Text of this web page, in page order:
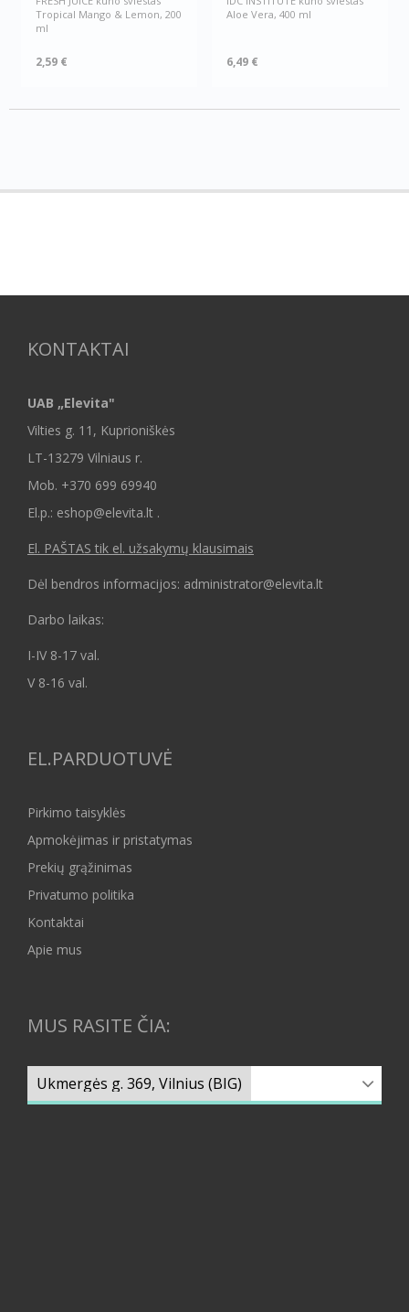
Tropical Mango & Lemon, 200
ml
2,59 €
Aloe Vera, 400 ml
6,49 €
KONTAKTAI
UAB „Elevita"
Vilties g. 11, Kuprioniškės
LT-13279 Vilniaus r.
Mob. +370 699 69940
El.p.: eshop@elevita.lt .
El. PAŠTAS tik el. užsakymų klausimais
Dėl bendros informacijos: administrator@elevita.lt
Darbo laikas:
I-IV 8-17 val.
V 8-16 val.
EL.PARDUOTUVĖ
Pirkimo taisyklės
Apmokėjimas ir pristatymas
Prekių grąžinimas
Privatumo politika
Kontaktai
Apie mus
MUS RASITE ČIA: